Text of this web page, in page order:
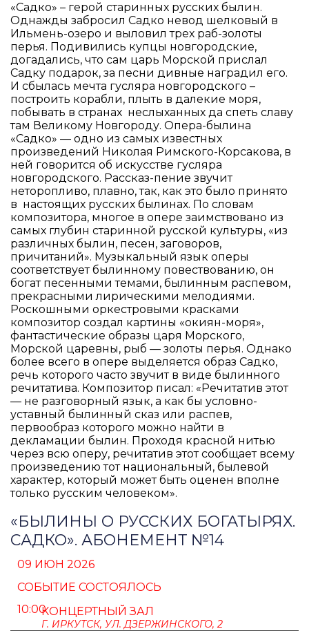
«Садко» – герой старинных русских былин.
Однажды забросил Садко невод шелковый в
Ильмень-озеро и выловил трех раб-золоты
перья. Подивились купцы новгородские,
догадались, что сам царь Морской прислал
Садку подарок, за песни дивные наградил его.
И сбылась мечта гусляра новгородского –
построить корабли, плыть в далекие моря,
побывать в странах неслыханных да спеть славу
там Великому Новгороду. Опера-былина
«Садко» — одно из самых известных
произведений Николая Римского-Корсакова, в
ней говорится об искусстве гусляра
новгородского. Рассказ-пение звучит
неторопливо, плавно, так, как это было принято
в настоящих русских былинах. По словам
композитора, многое в опере заимствовано из
самых глубин старинной русской культуры, «из
различных былин, песен, заговоров,
причитаний». Музыкальный язык оперы
соответствует былинному повествованию, он
богат песенными темами, былинным распевом,
прекрасными лирическими мелодиями.
Роскошными оркестровыми красками
композитор создал картины «окиян-моря»,
фантастические образы царя Морского,
Морской царевны, рыб — золоты перья. Однако
более всего в опере выделяется образ Садко,
речь которого часто звучит в виде былинного
речитатива. Композитор писал: «Речитатив этот
— не разговорный язык, а как бы условно-
уставный былинный сказ или распев,
первообраз которого можно найти в
декламации былин. Проходя красной нитью
через всю оперу, речитатив этот сообщает всему
произведению тот национальный, былевой
характер, который может быть оценен вполне
только русским человеком».
«БЫЛИНЫ О РУССКИХ БОГАТЫРЯХ.
САДКО». АБОНЕМЕНТ №14
09 ИЮН 2026
СОБЫТИЕ СОСТОЯЛОСЬ
10:00КОНЦЕРТНЫЙ ЗАЛ
Г. ИРКУТСК, УЛ. ДЗЕРЖИНСКОГО, 2